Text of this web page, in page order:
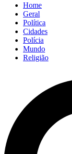
Home
Geral
Política
Cidades
Polícia
Mundo
Religião